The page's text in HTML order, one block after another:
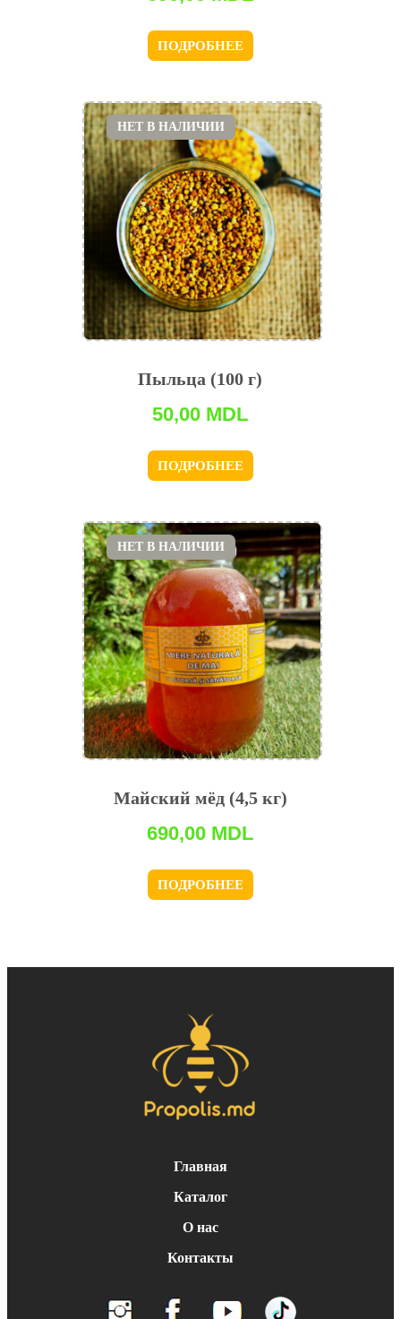
ПОДРОБНЕЕ
Пыльца (100 г)
50,00 MDL
ПОДРОБНЕЕ
НЕТ В НАЛИЧИИ
Майский мёд (4,5 кг)
690,00 MDL
ПОДРОБНЕЕ
НЕТ В НАЛИЧИИ
Главная
Каталог
О нас
Контакты